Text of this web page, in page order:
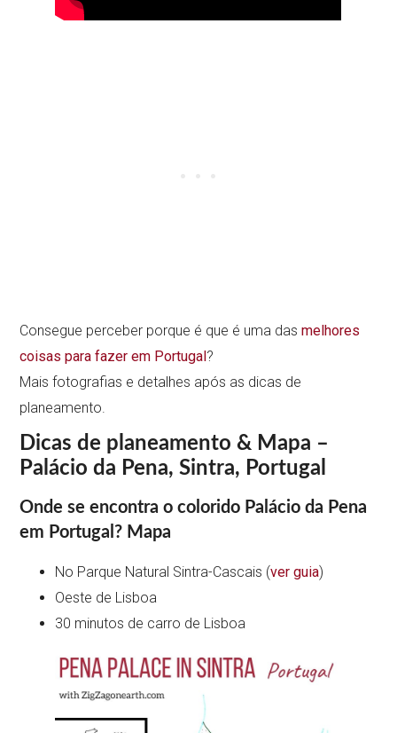
Consegue perceber porque é que é uma dasmelhores
coisas para fazer em Portugal?
Mais fotografias e detalhes após as dicas de
planeamento.
Dicas de planeamento & Mapa –
Palácio da Pena, Sintra, Portugal
Onde se encontra o colorido Palácio da Pena
em Portugal? Mapa
No Parque Natural Sintra-Cascais (ver guia)
Oeste de Lisboa
30 minutos de carro de Lisboa